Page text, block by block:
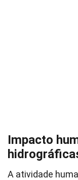
Impacto
A atividade